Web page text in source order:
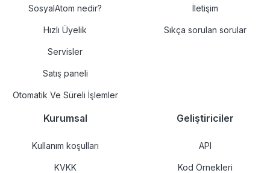
SosyalAtom nedir?
Hızlı Üyelik
Servisler
Satış paneli
Otomatik Ve Süreli İşlemler
İletişim
Sıkça sorulan sorular
Kurumsal
Kullanım koşulları
KVKK
Geliştiriciler
API
Kod Örnekleri